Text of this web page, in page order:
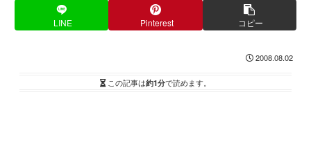
LINE Pinterest コピー
2008.08.02
この記事は約1分で読めます。